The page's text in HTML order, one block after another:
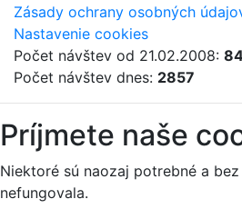
Zásady ochrany osobných
Nastavenie cookies
Počet návštev od 21.02.2008:
Počet návštev dnes: 2857
Príjmete naše
Niektoré sú naozaj potrebné a
nefungovala.